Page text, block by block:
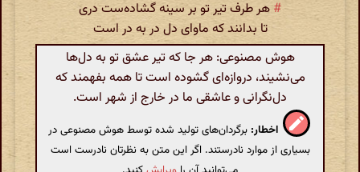
# هر طرف تیر تو بر سینه گشاده‌ست دری
تا بدانند که ماوای دل در به در است
هوش مصنوعی: هر جا که تیر عشق تو به دل‌ها
می‌نشیند، دروازه‌ای گشوده است تا همه بفهمند که
دل‌نگرانی و عاشقی ما در خارج از شهر است.
اخطار: برگردان‌های تولید شده توسط هوش مصنوعی در
بسیاری از موارد نادرستند. اگر این متن به نظرتان نادرست است